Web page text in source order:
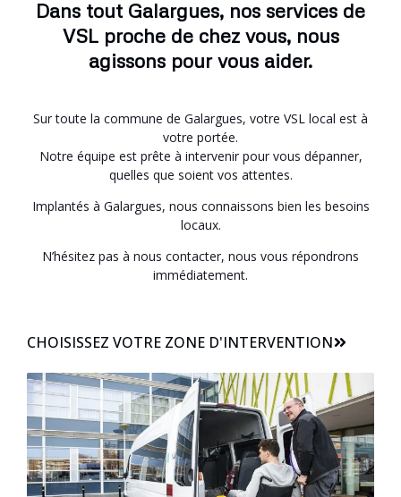
Dans tout Galargues, nos services de
VSL proche de chez vous, nous
agissons pour vous aider.
Sur toute la commune de Galargues, votre VSL local est à
votre portée.
Notre équipe est prête à intervenir pour vous dépanner,
quelles que soient vos attentes.
Implantés à Galargues, nous connaissons bien les besoins
locaux.
N’hésitez pas à nous contacter, nous vous répondrons
immédiatement.
CHOISISSEZ VOTRE ZONE D'INTERVENTION